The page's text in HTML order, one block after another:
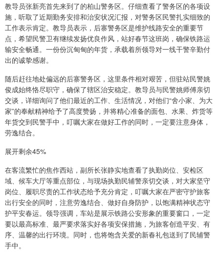
教导员张新亮首先来到了的柏山警务区。仔细查看了警务区的各项设
施，听取了近期勤务安排和治安状况汇报，对警务区民警扎实细致的
工作表示肯定。教导员表示，后寨警务区是维护线路安全的重要节
点，希望民警卫有继续发扬优良作风，站好春节这班岗，确保铁路运
输安全畅通。一份份沉甸甸的年货，承载着所领导对一线干警辛勤付
出的诚挚感谢。
随后赶往地处偏远的后寨警务区，这里条件相对艰苦，但驻站民警姚
俊成始终恪尽职守，确保了辖区治安稳定。教导员与民警姚师傅亲切
交谈，详细询问了他们最近的工作、生活情况，对他们“舍小家、为大
家”的奉献精神给予了高度赞扬，并将精心准备的面包、水果、炸货等
年货交到民警手中，叮嘱大家在做好工作的同时，一定要注意身体，
劳逸结合。
展开剩余45%
在客流繁忙的焦作西站，副所长张静实地查看了执勤岗位、安检区
域、候车大厅等重点部位，与现场执勤民辅警亲切交谈，对大家坚守
岗位、履职尽责的工作状态给予充分肯定，叮嘱大家在严密守护旅客
出行安全的同时，注意劳逸结合、做好自身防护，以饱满精神状态守
护平安春运。领导强调，车站是展示铁路公安形象的重要窗口，一定
要以最高标准、最严要求落实好各项安保措施，为旅客创造平安、有
序、温馨的出行环境。同时，也将饱含关爱的新春礼包送到了民辅警
手中。